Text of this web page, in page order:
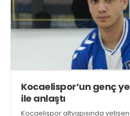
Kocaelispor’un genç
ile anlaştı
Kocaelispor altyapısında